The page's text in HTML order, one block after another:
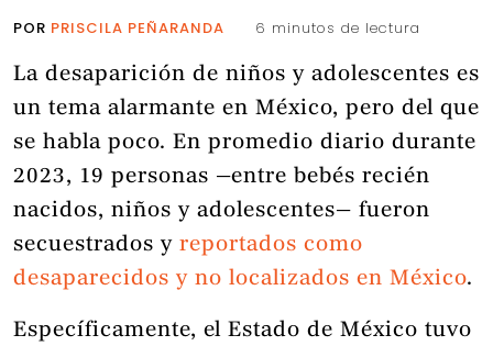
POR PRISCILA PEÑARANDA 6 minutos de lectura
La desaparición de niños y adolescentes es
un tema alarmante en México, pero del que
se habla poco. En promedio diario durante
2023, 19 personas —entre bebés recién
nacidos, niños y adolescentes— fueron
secuestrados y reportados como
desaparecidos y no localizados en México.
Específicamente, el Estado de México tuvo